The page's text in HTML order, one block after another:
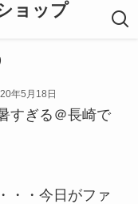
ョップ
年5月18日
すぎる＠長崎で
・・今日がファ